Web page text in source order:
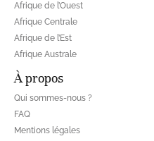
Afrique de l’Ouest
Afrique Centrale
Afrique de l’Est
Afrique Australe
À propos
Qui sommes-nous ?
FAQ
Mentions légales